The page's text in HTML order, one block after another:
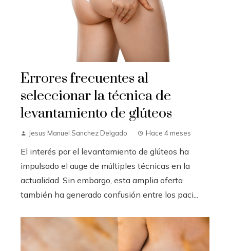
Errores frecuentes al
seleccionar la técnica de
levantamiento de glúteos
Jesus Manuel Sanchez Delgado Hace 4 meses
El interés por el levantamiento de glúteos ha
impulsado el auge de múltiples técnicas en la
actualidad. Sin embargo, esta amplia oferta
también ha generado confusión entre los paci...